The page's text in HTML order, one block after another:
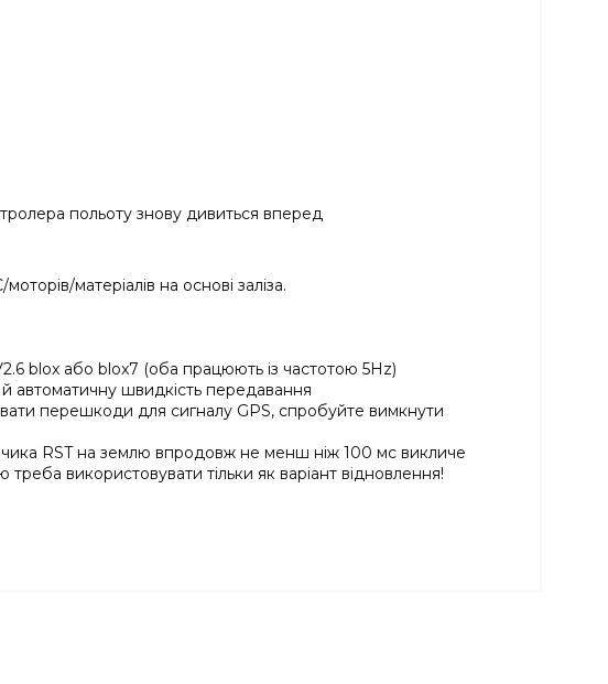
польоту знову дивиться вперед
матеріалів на основі заліза.
blox або blox7 (оба працюють із частотою 5Hz)
автоматичну швидкість передавання
перешкоди для сигналу GPS, спробуйте вимкнути
RST на землю впродовж не менш ніж 100 мс викличе
використовувати тільки як варіант відновлення!